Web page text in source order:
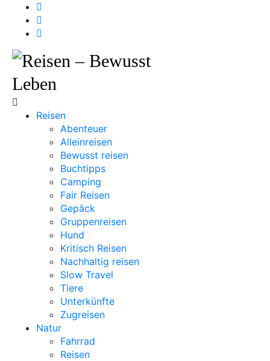
Reisen
Abenteuer
Alleinreisen
Bewusst reisen
Buchtipps
Camping
Fair Reisen
Gepäck
Gruppenreisen
Hund
Kritisch Reisen
Nachhaltig reisen
Slow Travel
Tiere
Unterkünfte
Zugreisen
Natur
Fahrrad
Reisen